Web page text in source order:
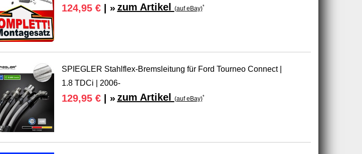
124,95 €| » zum Artikel (auf eBay)*
SPIEGLER Stahlflex-Bremsleitung für Ford Tourneo Connect |
1.8 TDCi | 2006-
129,95 €| » zum Artikel (auf eBay)*